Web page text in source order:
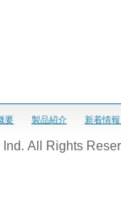
要 製品紹介 新着情
All Rights